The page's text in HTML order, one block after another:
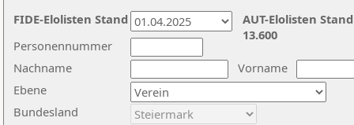
Nachname
Vorname
Ebene
Personennummer
Bundesland
AUT-Elolisten
13.600
FIDE-Elolisten Stand